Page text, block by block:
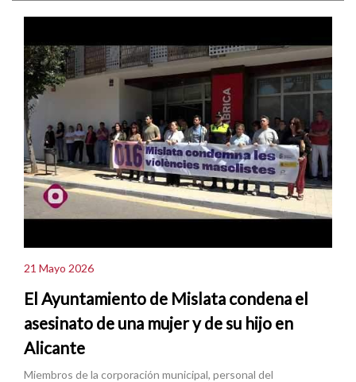
21 Mayo 2026
El Ayuntamiento de Mislata condena el
asesinato de una mujer y de su hijo en
Alicante
Miembros de la corporación municipal, personal del